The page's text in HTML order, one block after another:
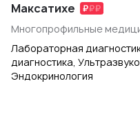
Максатихе
Многопрофильные
Лабораторная
диагностика,
Эндокринология